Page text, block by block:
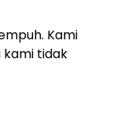
Kami
tidak